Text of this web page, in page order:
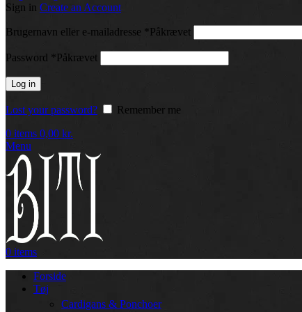
Sign in Create an Account
Brugernavn eller e-mailadresse * Påkrævet
Password * Påkrævet
Log in
Lost your password?
Remember me
0 items 0,00 kr.
Menu
0 items
Forside
Tøj
Cardigans & Ponchoer